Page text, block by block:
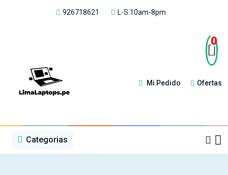
926718621 L-S:10am-8pm
Mi Pedido Ofertas
0
Categorias